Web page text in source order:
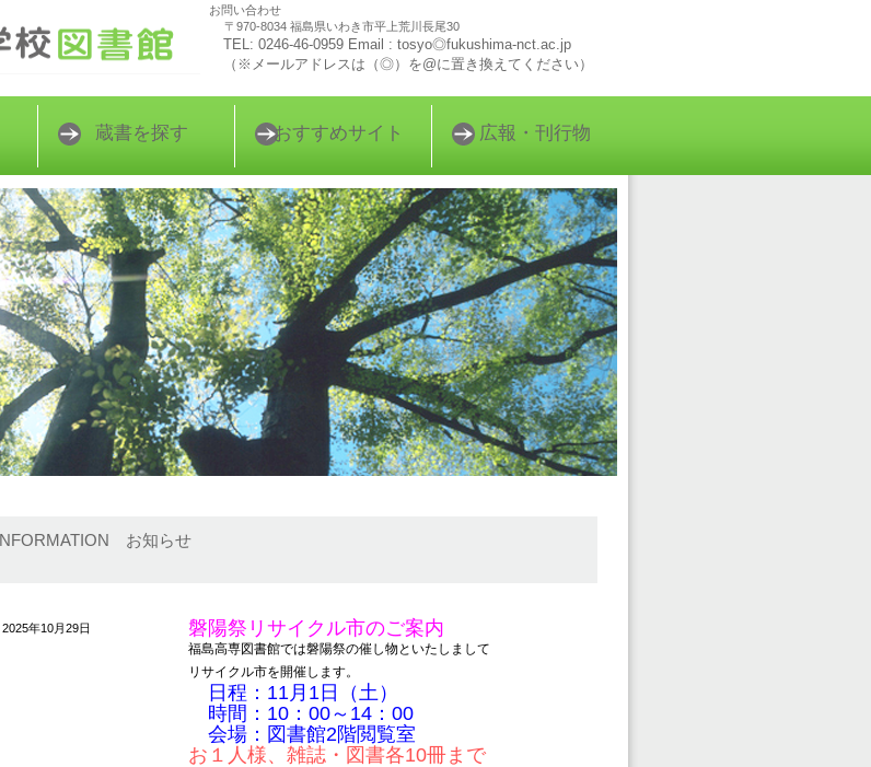
お問い合わせ
〒970-8034 福島県いわき市平上荒川長尾30
TEL: 0246-46-0959 Email : tosyo◎fukushima-nct.ac.jp
（※メールアドレスは（◎）を@に置き換えてください）
INFORMATION お知らせ
2025年10月29日 磐陽祭リサイクル市のご案内
福島高専図書館では磐陽祭の催し物といたしまして
リサイクル市を開催します。
日程：11月1日（土）
時間：10：00～14：00
会場：図書館2階閲覧室
お１人様、雑誌・図書各10冊まで
蔵書を探す おすすめサイト 広報・刊行物